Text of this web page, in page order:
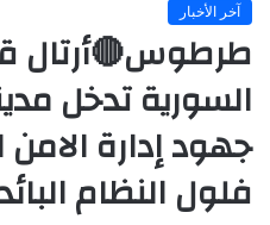
آخر الأخبار
طرطوس🔴أرتال
السورية تدخل
جهود إدارة
فلول النظام